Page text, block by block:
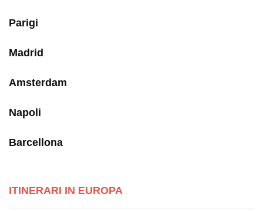
Parigi
Madrid
Amsterdam
Napoli
Barcellona
ITINERARI IN EUROPA